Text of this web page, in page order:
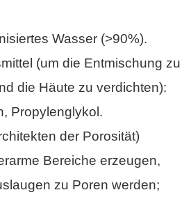
Wasser (>90%).
(um die Entmischung zu
die Häute zu verdichten):
Propylenglykol.
der Porosität)
Bereiche erzeugen,
zu Poren werden;